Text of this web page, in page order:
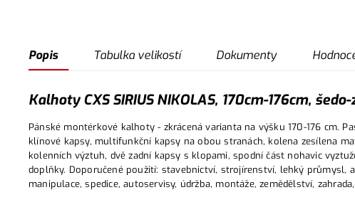
Popis Tabulka velikostí Dokumenty
Kalhoty CXS SIRIUS NIKOLAS, 170cm-176cm,
Pánské montérkové kalhoty - zkrácená varianta na výšku 170-176 cm.
klínové kapsy, multifunkční kapsy na obou stranách, kolena zesílena
kolenních výztuh, dvě zadní kapsy s klopami, spodní část nohavic
doplňky. Doporučené použití: stavebnictví, strojírenství, lehký průmysl,
manipulace, spedice, autoservisy, údržba, montáže, zemědělství,